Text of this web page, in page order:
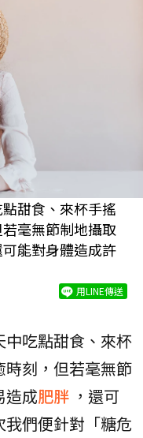
甜食、來杯手搖
毫無節制地攝取
能對身體造成許
用LINE傳送
吃點甜食、來杯
刻，但若毫無節
造成肥胖 ，還可
們便針對「糖危